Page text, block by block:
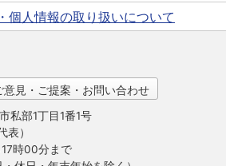
個人情報の取り扱いについて
意見・ご提案・お問い合わせ
私部1丁目1番1号
表）
時00分まで